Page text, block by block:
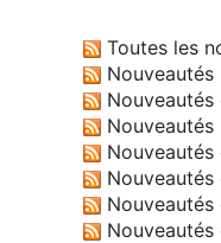
Toutes les
Nouveautés